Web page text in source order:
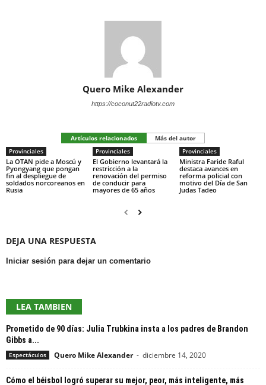
Quero Mike Alexander
https://coconut22radiotv.com
Artículos relacionados
Más del autor
Provinciales
La OTAN pide a Moscú y
Pyongyang que pongan
fin al despliegue de
soldados norcoreanos en
Rusia
Provinciales
El Gobierno levantará la
restricción a la
renovación del permiso
de conducir para
mayores de 65 años
Provinciales
Ministra Faride Raful
destaca avances en
reforma policial con
motivo del Día de San
Judas Tadeo
DEJA UNA RESPUESTA
Iniciar sesión para dejar un comentario
LEA TAMBIEN
Prometido de 90 días: Julia Trubkina insta a los padres de Brandon
Gibbs a...
Espectáculos Quero Mike Alexander - diciembre 14, 2020
Cómo el béisbol logró superar su mejor, peor, más inteligente, más